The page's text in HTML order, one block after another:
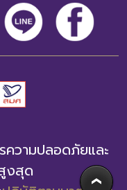
ความปลอดภัยและ
งสุด